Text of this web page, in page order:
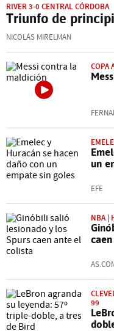
RIVER 3-0 CENTRAL CÓRDOBA
Triunfo de
NICOLÁS MIRELMAN
COPA
un
EFE
NBA |
99